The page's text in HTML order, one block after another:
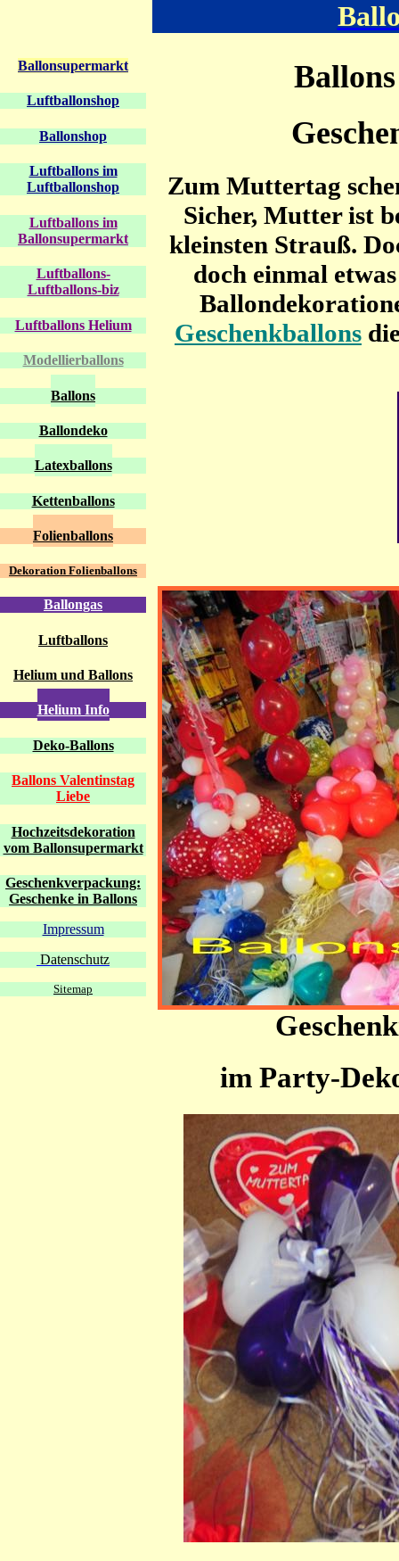
Ballonsupermarkt
Luftballonshop
Ballonshop
Luftballons im
Luftballonshop
Luftballons im
Ballonsupermarkt
Luftballons-
Luftballons-biz
Luftballons Helium
Modellierballons
Ballons
Ballondeko
Latexballons
Kettenballons
Folienballons
Dekoration Folienballons
Ballongas
Luftballons
Helium und Ballons
Helium Info
Deko-Ballons
Ballons Valentinstag
Liebe
Hochzeitsdekoration
vom Ballonsupermarkt
Geschenkverpackung:
Geschenke in Ballons
Impressum
Datenschutz
Sitemap
Zum Muttertag
Sicher, Mutter ist
kleinsten Strauß.
doch einmal
Geschenkballons
im Party-